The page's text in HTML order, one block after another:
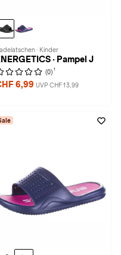
· Kinder
· Pampel J
(0) 1
6,99 UVP CHF 13,99